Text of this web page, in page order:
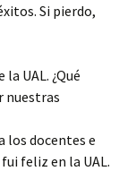
Si pierdo,
UAL. ¿Qué
nuestras
los docentes e
feliz en la UAL.